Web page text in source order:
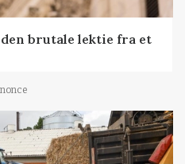
brutale lektie fra et